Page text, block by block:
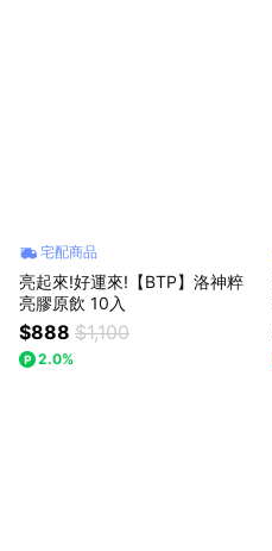
宅配商品
亮起來!好運來!【BTP】洛神粹
亮膠原飲 10入
$888 $1,100
2.0%